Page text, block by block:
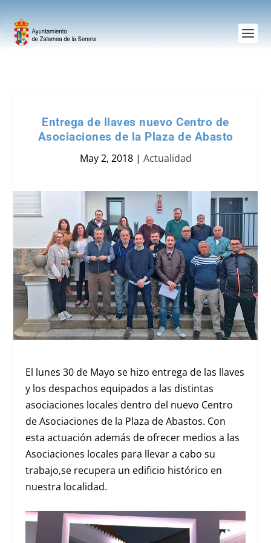
Entrega de llaves nuevo Centro de
Asociaciones de la Plaza de Abasto
May 2, 2018| Actualidad
El lunes 30 de Mayo se hizo entrega de las llaves
y los despachos equipados a las distintas
asociaciones locales dentro del nuevo Centro
de Asociaciones de la Plaza de Abastos. Con
esta actuación además de ofrecer medios a las
Asociaciones locales para llevar a cabo su
trabajo,se recupera un edificio histórico en
nuestra localidad.